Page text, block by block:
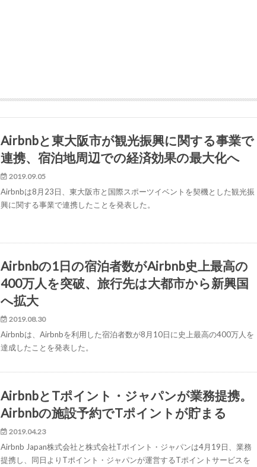
Airbnbと東大阪市が観光振興に関する事業で
連携、宿泊地周辺での経済効果の最大化へ
2019.09.05
Airbnbは8月23日、東大阪市と国際スポーツイベントを契機とした観光振
興に関する事業で連携したことを発表した。
Airbnbの1日の宿泊者数がAirbnb史上最高の
400万人を突破、旅行先は大都市から新興国
へ拡大
2019.08.30
Airbnbは、Airbnbを利用した宿泊者数が8月10日に史上最高の400万人を
達成したことを発表した。
AirbnbとTポイント・ジャパンが業務提携。
Airbnbの施設予約でTポイントが貯まる
2019.04.23
Airbnb Japan株式会社と株式会社Tポイント・ジャパンは4月19日、業務
提携し、同日よりTポイント・ジャパンが運営するTポイントサービスを